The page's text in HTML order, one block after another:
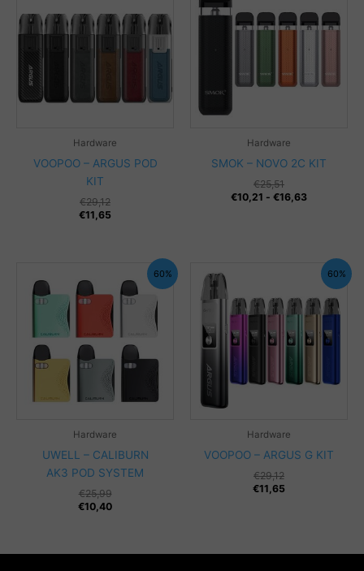
Hardware
VOOPOO – ARGUS POD
KIT
€29,12
€11,65
Hardware
SMOK – NOVO 2C KIT
€25,51
€10,21 - €16,63Fascia
€16,63
60%
Hardware
UWELL – CALIBURN
AK3 POD SYSTEM
€25,99
€10,40
60%
Hardware
VOOPOO – ARGUS G KIT
€29,12
€11,65